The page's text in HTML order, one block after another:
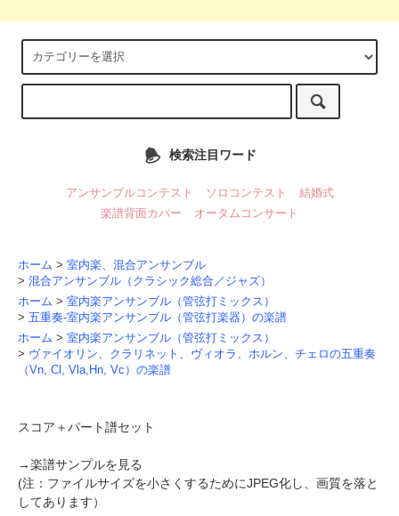
検索注目ワード
アンサンブルコンテスト ソロコンテスト
結婚式
楽譜背面カバー
オータムコンサート
ホーム > 室内楽、混合アンサンブル
> 混合アンサンブル（クラシック総合／ジャズ）
ホーム > 室内楽アンサンブル（管弦打ミックス）
> 五重奏-室内楽アンサンブル（管弦打楽器）の楽譜
ホーム > 室内楽アンサンブル（管弦打ミックス）
> ヴァイオリン、クラリネット、ヴィオラ、ホルン、チェロの五重奏
（Vn, Cl, Vla,Hn, Vc）の楽譜
スコア＋パート譜セット
→楽譜サンプルを見る
(注：ファイルサイズを小さくするためにJPEG化し、画質を落と
してあります）